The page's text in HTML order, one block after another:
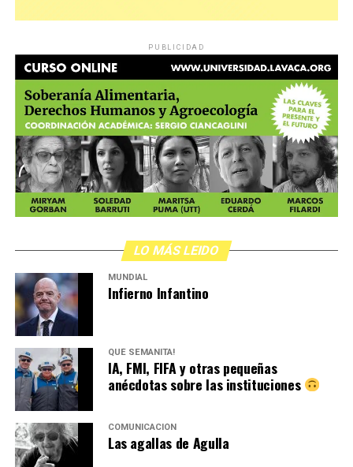
PUBLICIDAD
LO MÁS LEIDO
MUNDIAL
Infierno Infantino
QUÉ SEMANITA!
IA, FMI, FIFA y otras pequeñas
anécdotas sobre las instituciones
COMUNICACIÓN
Las agallas de Agulla